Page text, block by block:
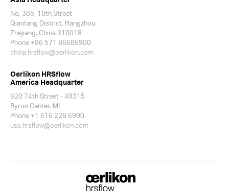
No. 385, 18th Street
Qiantang District, Hangzhou
Zhejiang, China 310018
Phone +86 571 86686900
china.hrsflow@oerlikon.com
Oerlikon HRSflow
America Headquarter
920 74th Street - 49315
Byron Center. MI
Phone +1 616 228 6900
usa.hrsflow@oerlikon.com